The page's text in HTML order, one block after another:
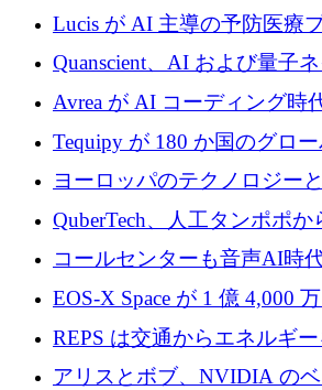
に 400 万ユーロを確保
Lucis が AI 主導の予防医療
を拡大するためにシリーズ A
を調達
Quanscient、AI および量子
ドウェア エンジニアリング
1,000 万ユーロを調達
Avrea が AI コーディング時
明するために 470 万ドルを
ら浮上
Tequipy が 180 か国のグロ
動化するために 300 万ユー
ヨーロッパのテクノロジー
る: イノベーション リーダー
Luxembourg 2026 に集まる
QuberTech、人工タンポポ
ゴムを開発するために 340
コールセンターも音声AI時
EOS-X Space が 1 億 4,000
Mistral が Emmi AI を買収、
での完全無人道路運営を承認
REPS は交通からエネルギ
を発電所に変えるために
アリスとボブ、NVIDIA の